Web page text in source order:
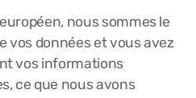
nous sommes le
vos données et vous avez
vos informations
ce que nous avons